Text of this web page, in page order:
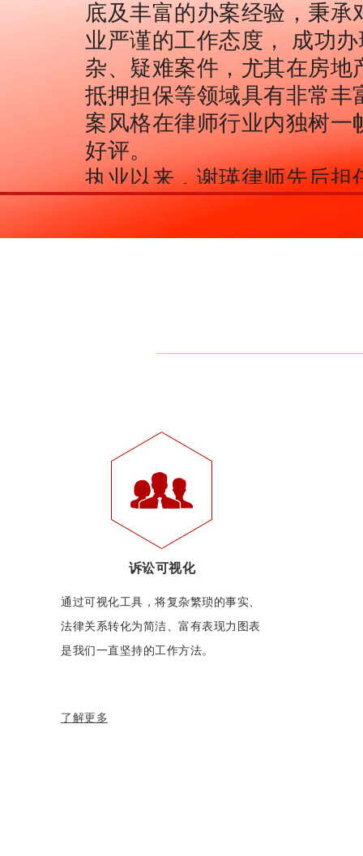
底及丰富的办案经验，秉
业严谨的工作态度， 成功
杂、疑难案件，尤其在房
抵押担保等领域具有非常
案风格在律师行业内独树
好评。
执业以来，谢瑛律师先后
制，为企业保驾护航的效
诉讼可视化
通过可视化工具，将复杂繁琐的事实、
法律关系转化为简洁、富有表现力图表
是我们一直坚持的工作方法。
了解更多